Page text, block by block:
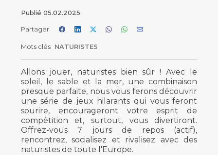
Publié 05.02.2025.
Partager
Mots clés NATURISTES
Allons jouer, naturistes bien sûr ! Avec le
soleil, le sable et la mer, une combinaison
presque parfaite, nous vous ferons découvrir
une série de jeux hilarants qui vous feront
sourire, encourageront votre esprit de
compétition et, surtout, vous divertiront.
Offrez-vous 7 jours de repos (actif),
rencontrez, socialisez et rivalisez avec des
naturistes de toute l'Europe.